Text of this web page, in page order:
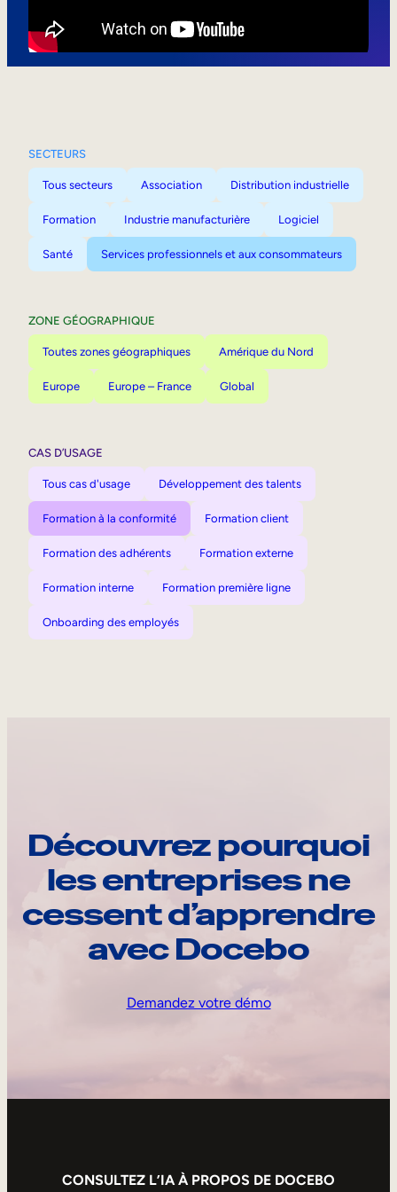
SECTEURS
Tous secteurs Association Distribution industrielle
Formation Industrie manufacturière Logiciel
Santé Services professionnels et aux consommateurs
ZONE GÉOGRAPHIQUE
Toutes zones géographiques Amérique du Nord
Europe Europe – France Global
CAS D’USAGE
Tous cas d'usage Développement des talents
Formation à la conformité Formation client
Formation des adhérents Formation externe
Formation interne Formation première ligne
Onboarding des employés
Découvrez pourquoi
les entreprises ne
cessent d’apprendre
avec Docebo
Demandez votre démo
CONSULTEZ L’IA À PROPOS DE DOCEBO